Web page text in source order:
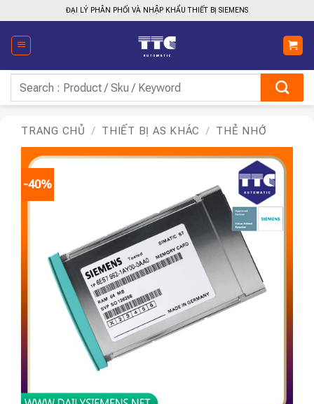
qua
nội
dung
ĐẠI LÝ PHÂN PHỐI VÀ NHẬP KHẨU THIẾT BỊ SIEMENS
kiếm:
TRANG CHỦ / THIẾT BỊ AS KHÁC / THẺ NHỚ
-40%